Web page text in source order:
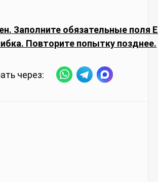
Заполните обязательные поля
Повторите попытку позднее.
через: